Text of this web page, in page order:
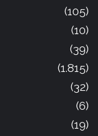
(105)
(10)
(39)
(1.815)
(32)
(6)
(19)